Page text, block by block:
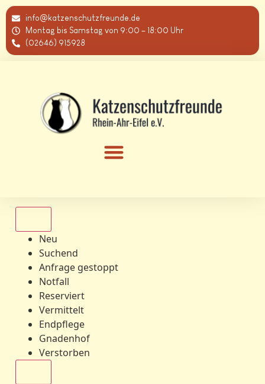
info@katzenschutzfreunde.de
Montag bis Samstag von 9:00 – 18:00 Uhr
(02646) 915928
Neu
Suchend
Anfrage gestoppt
Notfall
Reserviert
Vermittelt
Endpflege
Gnadenhof
Verstorben